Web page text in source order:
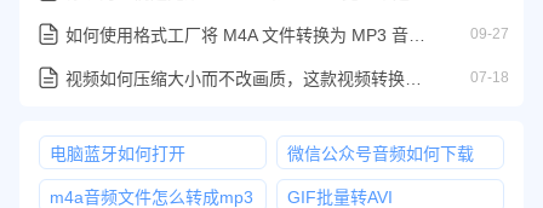
09-27
07-18
电脑蓝牙如何打开 微信公众号音频如何下载
m4a音频文件怎么转成mp3 GIF批量转AVI